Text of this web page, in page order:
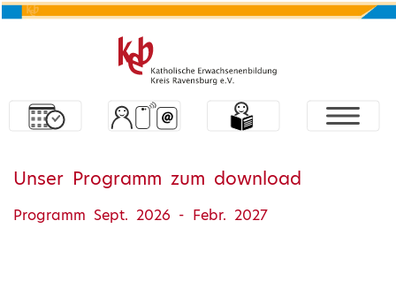
Unser Programm zum download
Programm Sept. 2026 - Febr. 2027